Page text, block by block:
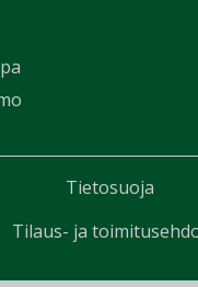
Tietosuoja
Tilaus- ja